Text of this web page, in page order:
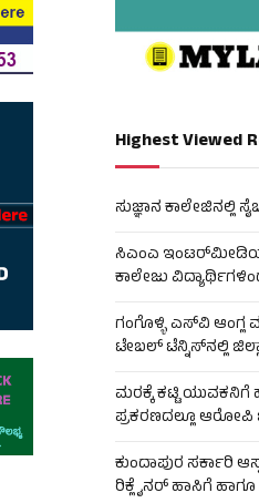
Highest Viewed
ಸುಜ್ಞಾನ ಕಾಲೇಜಿನಲ್ಲಿ
ಸಿಎಂಎ
ಕಾಲೇಜು
ಗಂಗೊಳ್ಳಿ ಎಸ್‌ವಿ ಆಂಗ್ಲ
ಟೇಬಲ್‌ ಟೆನ್ನಿಸ್‌ನಲ್ಲಿ
ಮರಕ್ಕೆ ಕಟ್ಟಿ
ಪ್ರಕರಣದಲ್ಲೂ ಆರೋಪಿ
ಕುಂದಾಪುರ ಸರ್ಕಾರಿ
ರಿಕ್ಲೈನರ್ ಹಾಸಿಗೆ ಹಾಗೂ